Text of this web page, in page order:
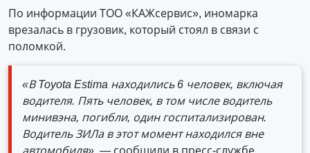
По информации ТОО «КАЖсервис», иномарка
врезалась в грузовик, который стоял в связи с
поломкой.
«В Toyota Estima находились 6 человек, включая
водителя. Пять человек, в том числе водитель
минивэна, погибли, один госпитализирован.
Водитель ЗИЛа в этот момент находился вне
автомобиля» , — сообщили в пресс-службе